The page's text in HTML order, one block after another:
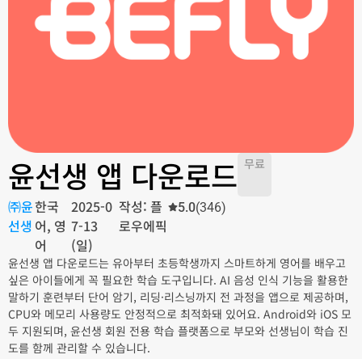
윤선생 앱 다운로드 무료
㈜윤
선생
한국
어, 영
어
2025-0
7-13
(일)
작성: 플
로우에픽
5.0(346)
윤선생 앱 다운로드는 유아부터 초등학생까지 스마트하게 영어를 배우고
싶은 아이들에게 꼭 필요한 학습 도구입니다. AI 음성 인식 기능을 활용한
말하기 훈련부터 단어 암기, 리딩·리스닝까지 전 과정을 앱으로 제공하며,
CPU와 메모리 사용량도 안정적으로 최적화돼 있어요. Android와 iOS 모
두 지원되며, 윤선생 회원 전용 학습 플랫폼으로 부모와 선생님이 학습 진
도를 함께 관리할 수 있습니다.